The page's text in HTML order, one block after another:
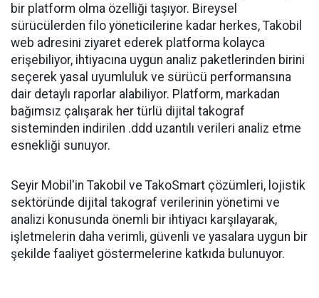
bir platform olma özelliği taşıyor. Bireysel
sürücülerden filo yöneticilerine kadar herkes, Takobil
web adresini ziyaret ederek platforma kolayca
erişebiliyor, ihtiyacına uygun analiz paketlerinden birini
seçerek yasal uyumluluk ve sürücü performansına
dair detaylı raporlar alabiliyor. Platform, markadan
bağımsız çalışarak her türlü dijital takograf
sisteminden indirilen .ddd uzantılı verileri analiz etme
esnekliği sunuyor.
Seyir Mobil'in Takobil ve TakoSmart çözümleri, lojistik
sektöründe dijital takograf verilerinin yönetimi ve
analizi konusunda önemli bir ihtiyacı karşılayarak,
işletmelerin daha verimli, güvenli ve yasalara uygun bir
şekilde faaliyet göstermelerine katkıda bulunuyor.